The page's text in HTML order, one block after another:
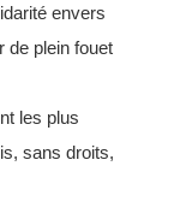
envers
de plein fouet
les plus
sans droits,